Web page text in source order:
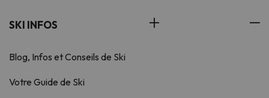
SKI INFOS
Blog, Infos et Conseils de Ski
Votre Guide de Ski